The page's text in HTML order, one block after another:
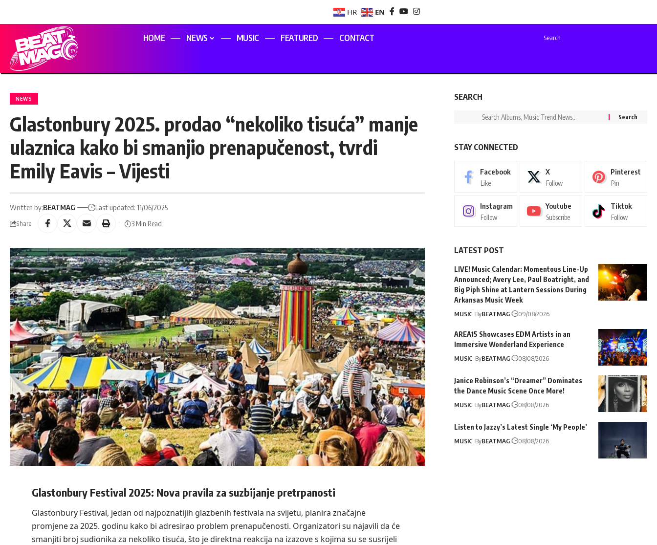
HR EN
HOME NEWS MUSIC FEATURED CONTACT Search
NEWS
Glastonbury 2025. prodao “nekoliko tisuća” manje
ulaznica kako bi smanjio prenapučenost, tvrdi
Emily Eavis – Vijesti
Written by:BEATMAG Last updated: 11/06/2025
Share 3 Min Read
Glastonbury Festival 2025: Nova pravila za suzbijanje pretrpanosti
Glastonbury Festival, jedan od najpoznatijih glazbenih festivala na svijetu, planira značajne
promjene za 2025. godinu kako bi adresirao problem prenapučenosti. Organizatori su najavili da će
smanjiti broj sudionika za nekoliko tisuća, što je direktna reakcija na izazove s kojima su se susrijeli
SEARCH
STAY CONNECTED
Facebook
Like
X
Follow
Pinterest
Pin
Instagram
Follow
Youtube
Subscribe
Tiktok
Follow
LATEST POST
LIVE! Music Calendar: Momentous Line-Up
Announced; Avery Lee, Paul Boatright, and
Big Piph Shine at Lantern Sessions During
Arkansas Music Week
MUSIC ByBEATMAG 09/08/2026
AREA15 Showcases EDM Artists in an
Immersive Wonderland Experience
MUSIC ByBEATMAG 08/08/2026
Janice Robinson’s “Dreamer” Dominates
the Dance Music Scene Once More!
MUSIC ByBEATMAG 08/08/2026
Listen to Jazzy’s Latest Single ‘My People’
MUSIC ByBEATMAG 08/08/2026